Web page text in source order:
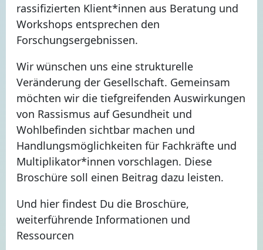
rassifizierten Klient*innen aus Beratung und
Workshops entsprechen den
Forschungsergebnissen.
Wir wünschen uns eine strukturelle
Veränderung der Gesellschaft. Gemeinsam
möchten wir die tiefgreifenden Auswirkungen
von Rassismus auf Gesundheit und
Wohlbefinden sichtbar machen und
Handlungsmöglichkeiten für Fachkräfte und
Multiplikator*innen vorschlagen. Diese
Broschüre soll einen Beitrag dazu leisten.
Und hier findest Du die Broschüre,
weiterführende Informationen und
Ressourcen